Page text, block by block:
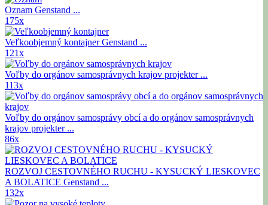
Oznam Genstand ...
175x
Veľkoobjemný kontajnerGenstand ...
121x
Voľby do orgánov samosprávnych krajov projekter ...
113x
Voľby do orgánov samosprávy obcí a do orgánov samosprávnych
krajov projekter ...
86x
ROZVOJ CESTOVNÉHO RUCHU - KYSUCKÝ LIESKOVEC
A BOLATICE Genstand ...
132x